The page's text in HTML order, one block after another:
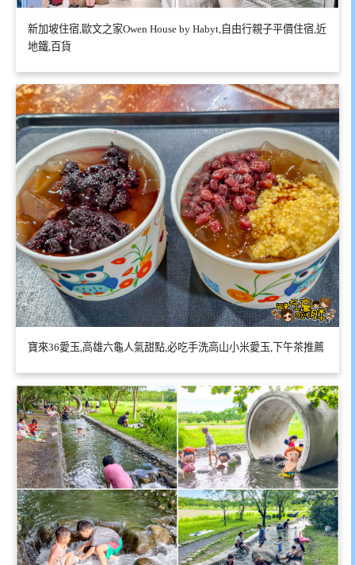
新加坡住宿,歐文之家Owen House by Habyt,自由行親子平價住宿,近
地鐵,百貨
寶來36愛玉,高雄六龜人氣甜點,必吃手洗高山小米愛玉,下午茶推薦